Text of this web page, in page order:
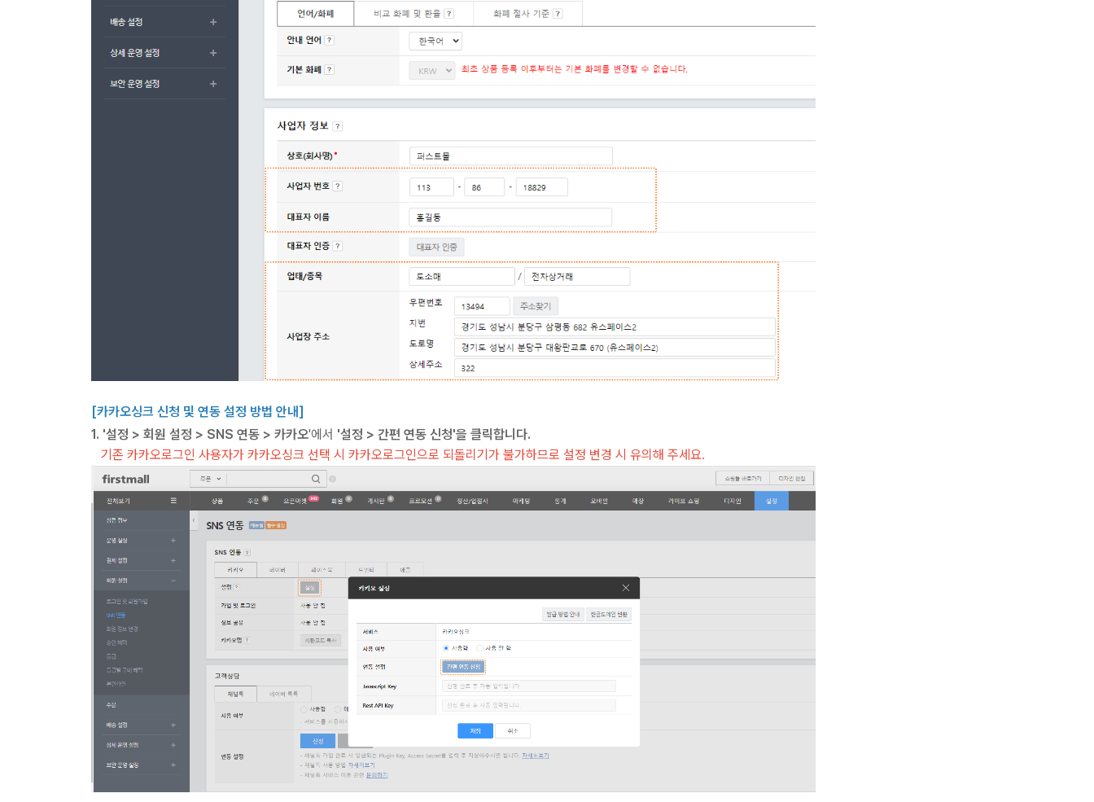
[카카오싱크 신청 및 연동 설정 방법 안내]
1. '설정 > 회원 설정 > SNS 연동 > 카카오'에서 '설정 > 간편 연동 신청'을 클릭합니다.
기존 카카오로그인 사용자가 카카오싱크 선택 시 카카오로그인으로 되돌리기가 불가하므로 설정 변경 시 유의해 주세요.